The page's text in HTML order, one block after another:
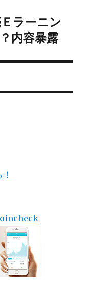
ラーニン
内容暴露